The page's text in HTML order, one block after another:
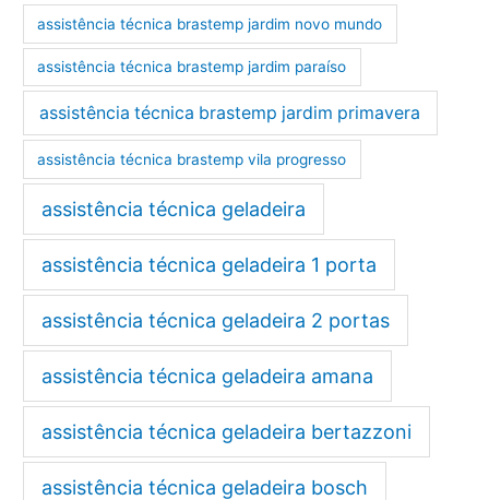
assistência técnica brastemp jardim novo mundo
assistência técnica brastemp jardim paraíso
assistência técnica brastemp jardim primavera
assistência técnica brastemp vila progresso
assistência técnica geladeira
assistência técnica geladeira 1 porta
assistência técnica geladeira 2 portas
assistência técnica geladeira amana
assistência técnica geladeira bertazzoni
assistência técnica geladeira bosch